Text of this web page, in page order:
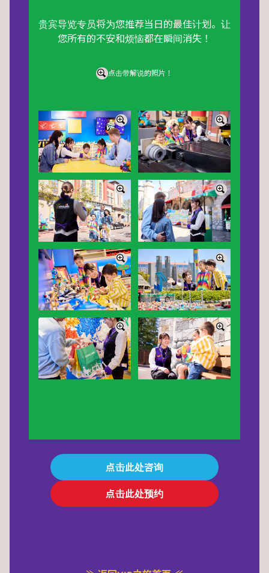
贵宾导览专员将为您推荐当日的最佳计划。让
您所有的不安和烦恼都在瞬间消失！
点击带解说的照片！
点击此处咨询
点击此处预约